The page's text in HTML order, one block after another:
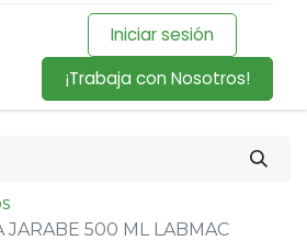
Iniciar sesión
¡Trabaja con Nosotros!
JARABE 500 ML LABMAC